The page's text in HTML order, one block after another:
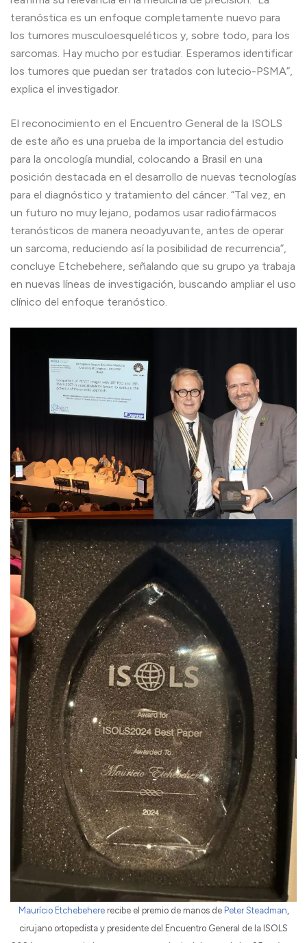
teranóstica es un enfoque completamente nuevo para
los tumores musculoesqueléticos y, sobre todo, para los
sarcomas. Hay mucho por estudiar. Esperamos identificar
los tumores que puedan ser tratados con lutecio-PSMA”,
explica el investigador.
El reconocimiento en el Encuentro General de la ISOLS
de este año es una prueba de la importancia del estudio
para la oncología mundial, colocando a Brasil en una
posición destacada en el desarrollo de nuevas tecnologías
para el diagnóstico y tratamiento del cáncer. “Tal vez, en
un futuro no muy lejano, podamos usar radiofármacos
teranósticos de manera neoadyuvante, antes de operar
un sarcoma, reduciendo así la posibilidad de recurrencia”,
concluye Etchebehere, señalando que su grupo ya trabaja
en nuevas líneas de investigación, buscando ampliar el uso
clínico del enfoque teranóstico.
Maurício Etchebehererecibe el premio de manos de Peter Steadman
cirujano ortopedista y presidente del Encuentro General de la ISOLS